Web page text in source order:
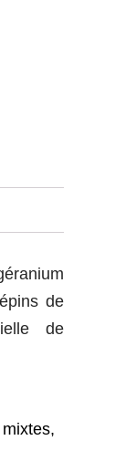
de
de